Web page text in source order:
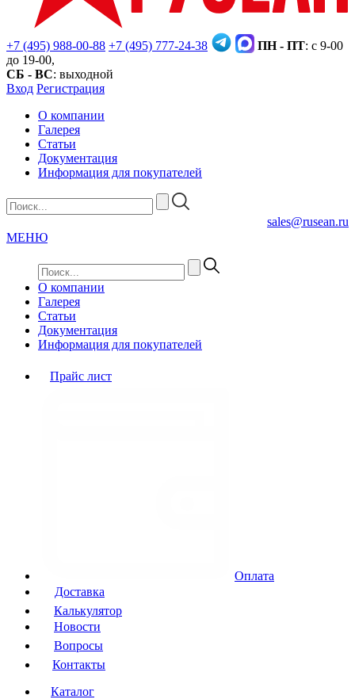
+7 (495) 988-00-88 +7 (495) 777-24-38 ПН - ПТ: с 9-00
до 19-00,
СБ - ВС: выходной
Вход Регистрация
О компании
Галерея
Статьи
Документация
Информация для покупателей
sales@rusean.ru
МЕНЮ
О компании
Галерея
Статьи
Документация
Информация для покупателей
Прайс лист
Оплата
Доставка
Калькулятор
Новости
Вопросы
Контакты
Каталог